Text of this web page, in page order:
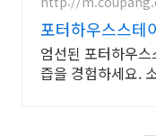
포터하우스스테
로
엄선된 포터하우
즙을 경험하세요.